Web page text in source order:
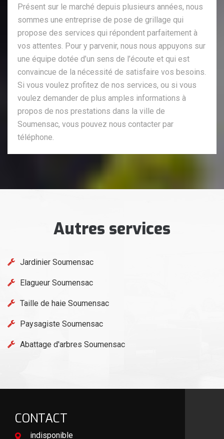
Présent sur le marché depuis plusieurs années, nous
sommes une entreprise de pose de grillage qui
propose des services qui répondent parfaitement à
vos attentes. Pour y parvenir, nous nous appuyons sur
une équipe dotée d’un sens de l’écoute et qui est
convaincue de la nécessité de satisfaire vos besoins.
Si vous voulez profitez de nos services, ou si vous
voulez demander de plus amples informations à
propos de nos prestations dans la ville de
Soumensac, vous pouvez nous contacter par
téléphone.
Autres services
Jardinier Soumensac
Elagueur Soumensac
Taille de haie Soumensac
Paysagiste Soumensac
Abattage d'arbres Soumensac
CONTACT
indisponible